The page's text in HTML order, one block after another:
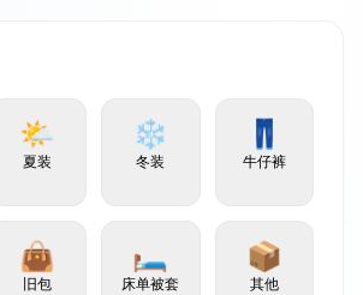
🌤️
夏装
❄️
冬装
👖
牛仔裤
👜
旧包
🛏️
床单被套
📦
其他